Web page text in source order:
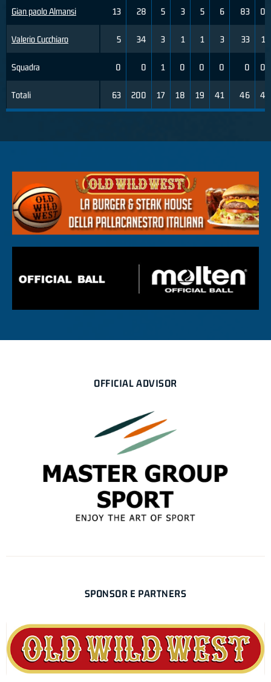
Gian paolo Almansi
Valerio Cucchiaro
Squadra
Totali
13 28 5 3 5 6 83 0
5 34 3 1 1 3 33 1
0 0 1 0 0 0 0 0
63 200 17 18 19 41 46 4
OFFICIAL ADVISOR
SPONSOR E PARTNERS